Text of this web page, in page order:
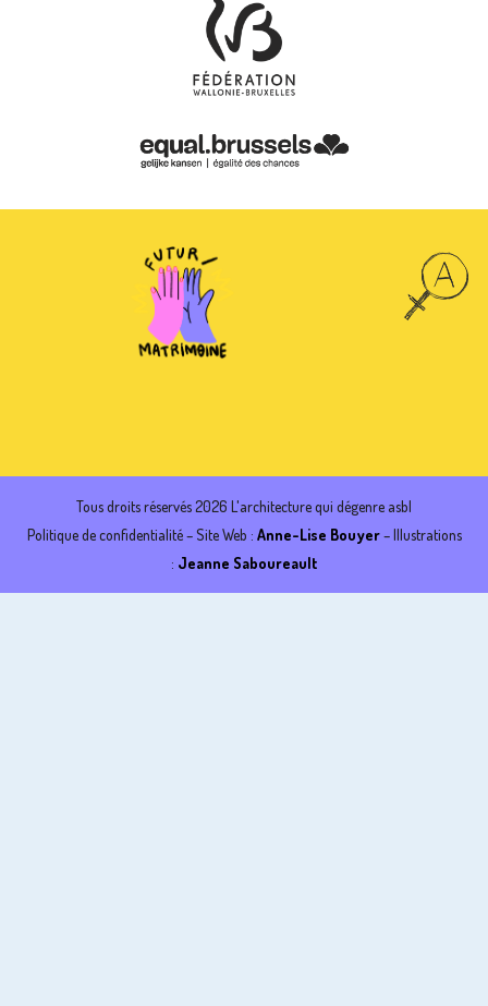
Tous droits réservés 2026 L'architecture qui dégenre asbl
Politique de confidentialité– Site Web : Anne-Lise Bouyer– Illustrations
: Jeanne Saboureault